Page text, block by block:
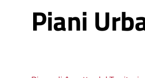
Piani